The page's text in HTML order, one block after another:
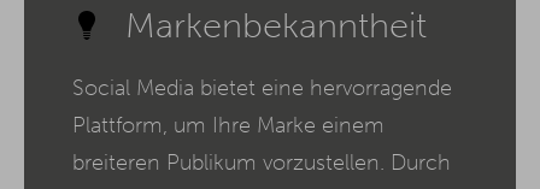
Markenbekanntheit
Social Media bietet eine hervorragende
Plattform, um Ihre Marke einem
breiteren Publikum vorzustellen. Durch